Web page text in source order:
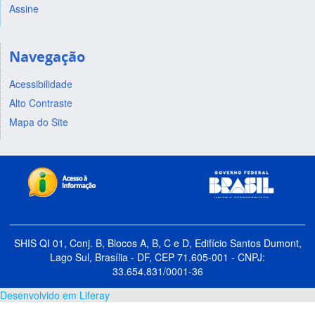
Assine
Navegação
Acessibilidade
Alto Contraste
Mapa do Site
SHIS QI 01, Conj. B, Blocos A, B, C e D, Edifício Santos Dumont,
Lago Sul, Brasília - DF, CEP 71.605-001 - CNPJ:
33.654.831/0001-36
Desenvolvido em Liferay